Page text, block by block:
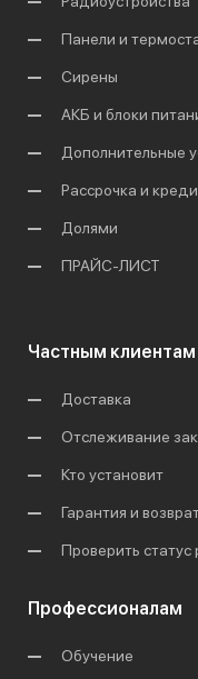
Панели и
Сирены
АКБ и блоки
Дополнительные
Рассрочка и
Долями
ПРАЙС-ЛИСТ
Частным клиентам
Доставка
Отслеживание
Кто установит
Гарантия и
Проверить статус
Профессионалам
Обучение